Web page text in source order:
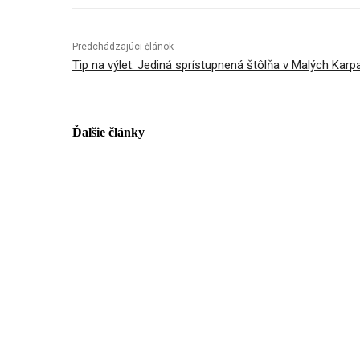
Predchádzajúci článok
Tip na výlet: Jediná sprístupnená štôlňa v Malých
Ďalšie články